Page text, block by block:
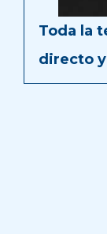
Toda la
directo